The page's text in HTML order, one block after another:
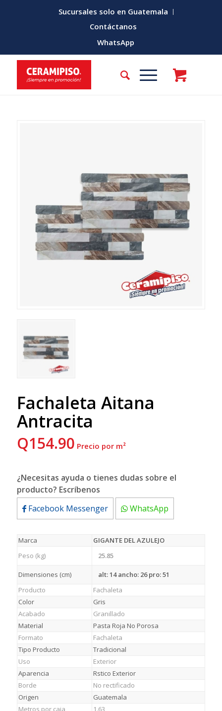
Sucursales solo en Guatemala
Contáctanos
WhatsApp
Fachaleta Aitana
Antracita
Q154.90 Precio por m²
¿Necesitas ayuda o tienes dudas sobre el
producto? Escríbenos
Facebook Messenger
WhatsApp
Marca
GIGANTE DEL AZULEJO
Peso (kg)
25.85
Dimensiones (cm)
alt: 14 ancho: 26 pro: 51
Producto
Fachaleta
Color
Gris
Acabado
Granillado
Material
Pasta Roja No Porosa
Formato
Fachaleta
Tipo Producto
Tradicional
Uso
Exterior
Aparencia
Rstico Exterior
Borde
No rectificado
Origen
Guatemala
Metros por caja
1.63